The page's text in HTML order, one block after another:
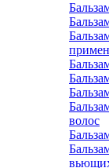
волос